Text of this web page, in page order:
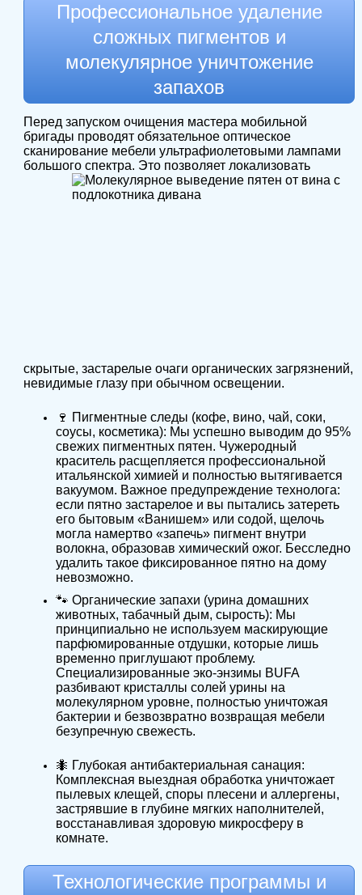
Профессиональное удаление
сложных пигментов и
молекулярное уничтожение
запахов
Перед запуском очищения мастера мобильной
бригады проводят обязательное оптическое
сканирование мебели ультрафиолетовыми лампами
большого спектра. Это позволяет локализовать
скрытые, застарелые очаги органических загрязнений,
невидимые глазу при обычном освещении.
🍷 Пигментные следы (кофе, вино, чай, соки,
соусы, косметика): Мы успешно выводим до 95%
свежих пигментных пятен. Чужеродный
краситель расщепляется профессиональной
итальянской химией и полностью вытягивается
вакуумом. Важное предупреждение технолога:
если пятно застарелое и вы пытались затереть
его бытовым «Ванишем» или содой, щелочь
могла намертво «запечь» пигмент внутри
волокна, образовав химический ожог. Бесследно
удалить такое фиксированное пятно на дому
невозможно.
🐾 Органические запахи (урина домашних
животных, табачный дым, сырость): Мы
принципиально не используем маскирующие
парфюмированные отдушки, которые лишь
временно приглушают проблему.
Специализированные эко-энзимы BUFA
разбивают кристаллы солей урины на
молекулярном уровне, полностью уничтожая
бактерии и безвозвратно возвращая мебели
безупречную свежесть.
🐜 Глубокая антибактериальная санация:
Комплексная выездная обработка уничтожает
пылевых клещей, споры плесени и аллергены,
застрявшие в глубине мягких наполнителей,
восстанавливая здоровую микросферу в
комнате.
Технологические программы и